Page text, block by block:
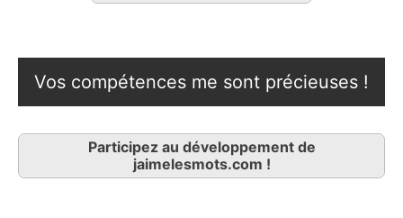
Vos compétences me sont précieuses !
Participez au développement de
jaimelesmots.com !